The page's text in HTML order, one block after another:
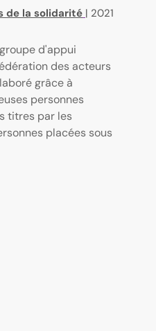
de la solidarité | 2021
d'appui
des acteurs
grâce à
personnes
titres par les
placées sous